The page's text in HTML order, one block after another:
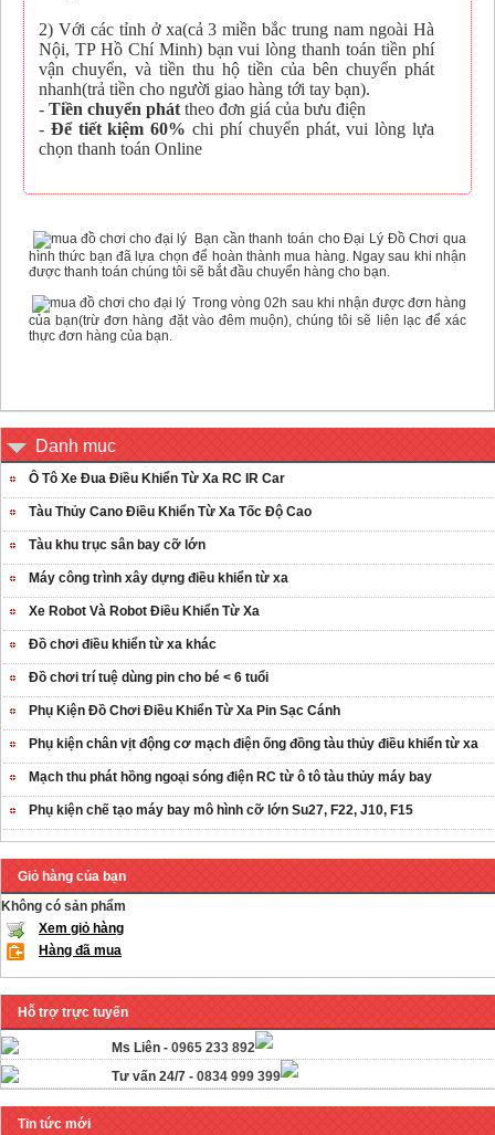
2) Với các tỉnh ở xa(cả 3 miền bắc trung nam ngoài Hà
Nội, TP Hồ Chí Minh) bạn vui lòng thanh toán tiền phí
vận chuyển, và tiền thu hộ tiền của bên chuyển phát
nhanh(trả tiền cho người giao hàng tới tay bạn).
- Tiền chuyển phát theo đơn giá của bưu điện
- Để tiết kiệm 60% chi phí chuyển phát, vui lòng lựa
chọn thanh toán Online
Bạn cần thanh toán cho Đại Lý Đồ Chơi qua
hình thức bạn đã lựa chọn để hoàn thành mua hàng. Ngay sau khi nhận
được thanh toán chúng tôi sẽ bắt đầu chuyển hàng cho bạn.
Trong vòng 02h sau khi nhận được đơn hàng
của bạn(trừ đơn hàng đặt vào đêm muộn), chúng tôi sẽ liên lạc để xác
thực đơn hàng của bạn.
Danh mục
Ô Tô Xe Đua Điều Khiển Từ Xa RC IR Car
Tàu Thủy Cano Điều Khiển Từ Xa Tốc Độ Cao
Tàu khu trục sân bay cỡ lớn
Máy công trình xây dựng điều khiển từ xa
Xe Robot Và Robot Điều Khiển Từ Xa
Đồ chơi điều khiển từ xa khác
Đồ chơi trí tuệ dùng pin cho bé < 6 tuổi
Phụ Kiện Đồ Chơi Điều Khiển Từ Xa Pin Sạc Cánh
Phụ kiện chân vịt động cơ mạch điện ống đồng tàu thủy điều khiển từ xa
Mạch thu phát hồng ngoại sóng điện RC từ ô tô tàu thủy máy bay
Phụ kiện chế tạo máy bay mô hình cỡ lớn Su27, F22, J10, F15
Giỏ hàng của bạn
Không có sản phẩm
Xem giỏ hàng
Hàng đã mua
Hỗ trợ trực tuyến
Ms Liên - 0965 233 892
Tư vấn 24/7 - 0834 999 399
Tin tức mới